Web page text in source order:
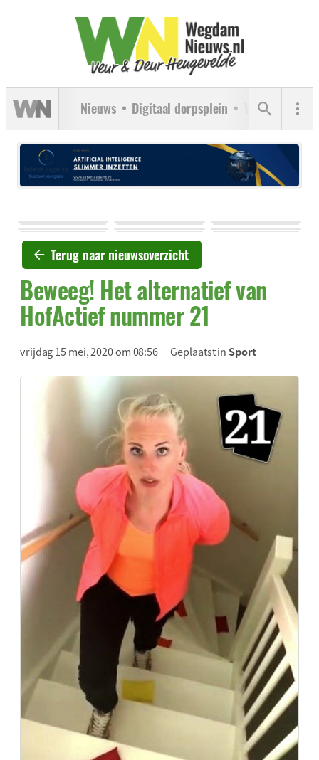
Nieuws Digitaal dorpsplein Verenigingen
Terug naar nieuwsoverzicht
Beweeg! Het alternatief van
HofActief nummer 21
vrijdag 15 mei, 2020 om 08:56 Geplaatst inSport